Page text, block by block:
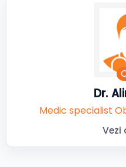
Dr.
Medic specialist
Vezi